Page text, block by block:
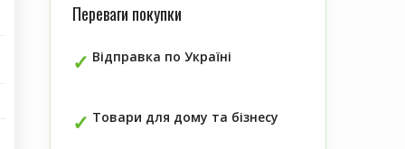
Переваги покупки
Відправка по Україні
Товари для дому та бізнесу